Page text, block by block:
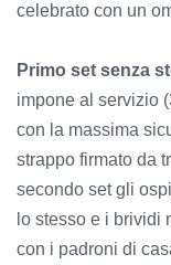
celebrato con un
Primo set senza
impone al servizio
con la massima
strappo firmato da
secondo set gli
lo stesso e i brividi
con i padroni di